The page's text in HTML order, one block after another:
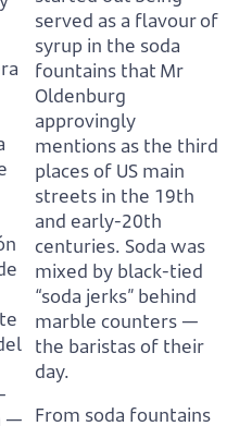
—
served as a flavour of
syrup in the soda
fountains that Mr
Oldenburg
approvingly
mentions as the third
places of US main
streets in the 19th
and early-20th
centuries. Soda was
mixed by black-tied
“soda jerks” behind
marble counters —
the baristas of their
day.
From soda fountains